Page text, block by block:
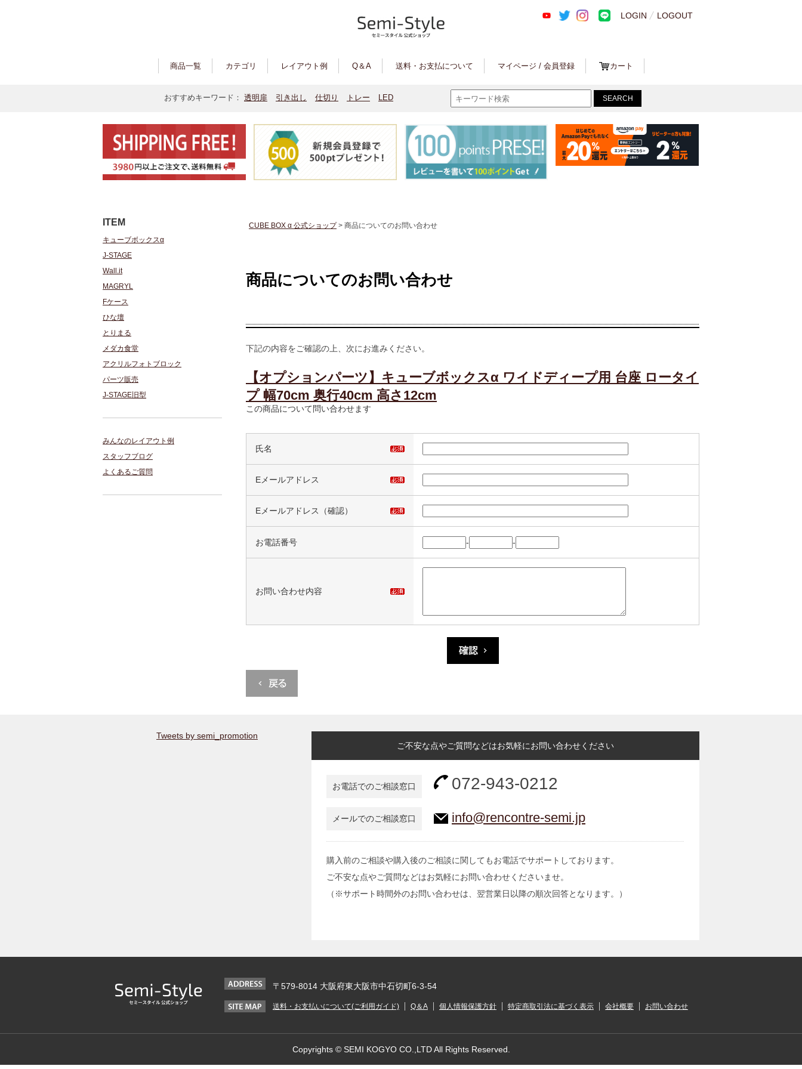
LOGIN LOGOUT
商品一覧 カテゴリ レイアウト例 Q＆A 送料・お支払について マイページ / 会員登録 カート
おすすめキーワード： 透明扉 引き出し 仕切り トレー LED
ITEM
キューブボックスα
J-STAGE
Wall.it
MAGRYL
Fケース
ひな壇
とりまる
メダカ食堂
アクリルフォトブロック
パーツ販売
J-STAGE旧型
みんなのレイアウト例
スタッフブログ
よくあるご質問
CUBE BOX α 公式ショップ> 商品についてのお問い合わせ
商品についてのお問い合わせ
下記の内容をご確認の上、次にお進みください。
【オプションパーツ】キューブボックスα ワイドディープ用 台座 ロータイ
プ 幅70cm 奥行40cm 高さ12cm
この商品について問い合わせます
氏名
Eメールアドレス
Eメールアドレス（確認）
お電話番号 - -
お問い合わせ内容
Tweets by semi_promotion
ご不安な点やご質問などはお気軽にお問い合わせください
お電話でのご相談窓口 072-943-0212
メールでのご相談窓口 info@rencontre-semi.jp
購入前のご相談や購入後のご相談に関してもお電話でサポートしております。
ご不安な点やご質問などはお気軽にお問い合わせくださいませ。
（※サポート時間外のお問い合わせは、翌営業日以降の順次回答となります。）
〒579-8014 大阪府東大阪市中石切町6-3-54
送料・お支払いについて(ご利用ガイド) Q＆A 個人情報保護方針 特定商取引法に基づく表示 会社概要 お問い合わせ
Copyrights © SEMI KOGYO CO.,LTD All Rights Reserved.